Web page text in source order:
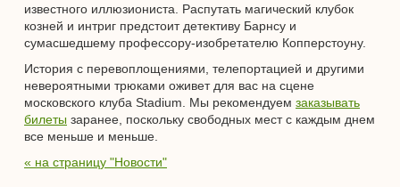
известного иллюзиониста. Распутать магический клубок
козней и интриг предстоит детективу Барнсу и
сумасшедшему профессору-изобретателю Копперстоуну.
История с перевоплощениями, телепортацией и другими
невероятными трюками оживет для вас на сцене
московского клуба Stadium. Мы рекомендуем заказывать
билеты заранее, поскольку свободных мест с каждым днем
все меньше и меньше.
« на страницу "Новости"